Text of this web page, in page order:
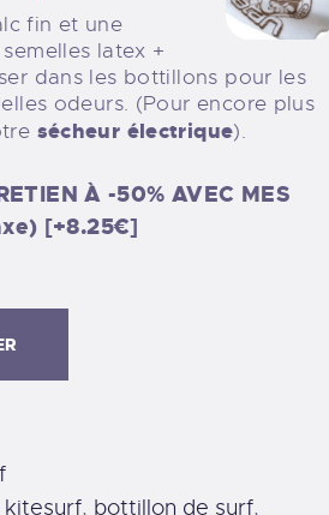
fin et une
latex +
dans les bottillons pour les
odeurs. (Pour encore plus
sécheur électrique).
À -50% AVEC MES
[+8.25€]
n
, bottillon de surf,